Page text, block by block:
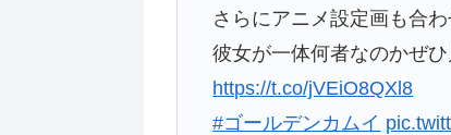
さらにアニメ設定画も合
彼女が一体何者なのかぜ
https://t.co/jVEiO8QXl8
#ゴールデンカムイ